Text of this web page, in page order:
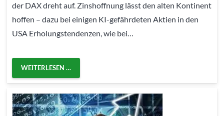
der DAX dreht auf. Zinshoffnung lässt den alten Kontinent
hoffen – dazu bei einigen KI-gefährdeten Aktien in den
USA Erholungstendenzen, wie bei…
WEITERLESEN …